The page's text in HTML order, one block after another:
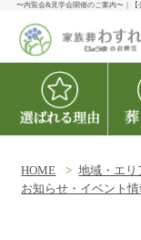
〜内覧会&見学会開催のご案内〜｜
HOME 地域・エリ
お知らせ・イベント情